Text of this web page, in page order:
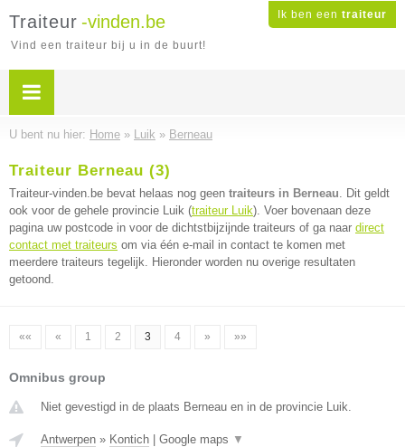
Ik ben een traiteur
Traiteur -vinden.be
Vind een traiteur bij u in de buurt!
U bent nu hier: Home » Luik » Berneau
Traiteur Berneau (3)
Traiteur-vinden.be bevat helaas nog geen traiteurs in Berneau. Dit geldt
ook voor de gehele provincie Luik (traiteur Luik). Voer bovenaan deze
pagina uw postcode in voor de dichtstbijzijnde traiteurs of ga naar direct
contact met traiteurs om via één e-mail in contact te komen met
meerdere traiteurs tegelijk. Hieronder worden nu overige resultaten
getoond.
«« « 1 2 3 4 » »»
Omnibus group
Niet gevestigd in de plaats Berneau en in de provincie Luik.
Antwerpen » Kontich Google maps ▼